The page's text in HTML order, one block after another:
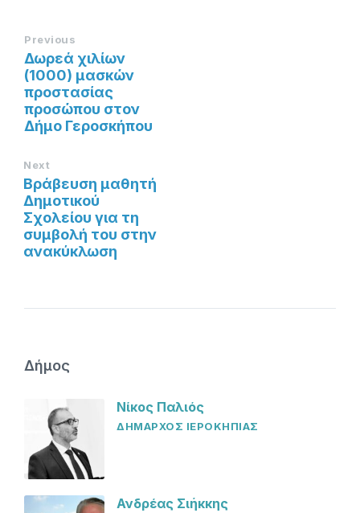
Previous
Δωρεά χιλίων
(1000) μασκών
προστασίας
προσώπου στον
Δήμο Γεροσκήπου
Next
Βράβευση μαθητή
Δημοτικού
Σχολείου για τη
συμβολή του στην
ανακύκλωση
Δήμος
Νίκος Παλιός
ΔΗΜΑΡΧΟΣ ΙΕΡΟΚΗΠΙΑΣ
Ανδρέας Σιήκκης